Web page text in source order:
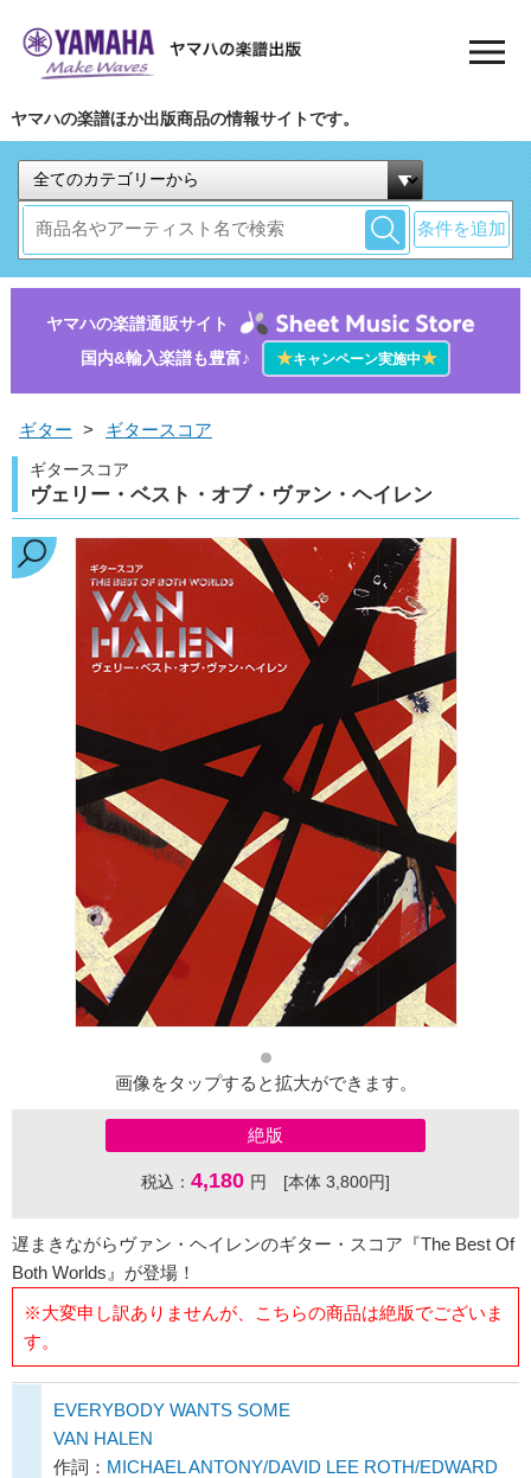
ヤマハの楽譜ほか出版商品の情報サイトです。
条件を追加
ヤマハの楽譜通販サイト
国内&輸入楽譜も豊富♪
★キャンペーン実施中★
ギター > ギタースコア
ギタースコア
ヴェリー・ベスト・オブ・ヴァン・ヘイレン
画像をタップすると拡大ができます。
絶版
税込： 4,180 円 [本体 3,800円]
遅まきながらヴァン・ヘイレンのギター・スコア『The Best Of
Both Worlds』が登場！
※大変申し訳ありませんが、こちらの商品は絶版でございま
す。
EVERYBODY WANTS SOME
VAN HALEN
作詞： MICHAEL ANTONY/DAVID LEE ROTH/EDWARD